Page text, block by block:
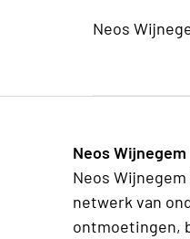
Neos
Neos Wijnegem
Neos
netwerk van
ontmoetingen,